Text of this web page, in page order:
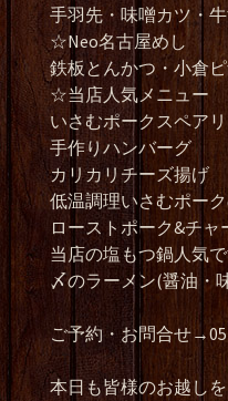
手羽先・味噌カツ・牛
☆Neo名古屋めし
鉄板とんかつ・小倉ピ
☆当店人気メニュー
いさむポークスペア
手作りハンバーグ
カリカリチーズ揚げ
低温調理いさむポー
ローストポーク&チャ
当店の塩もつ鍋人気
〆のラーメン(醤油・
ご予約・お問合せ
本日も皆様のお越し